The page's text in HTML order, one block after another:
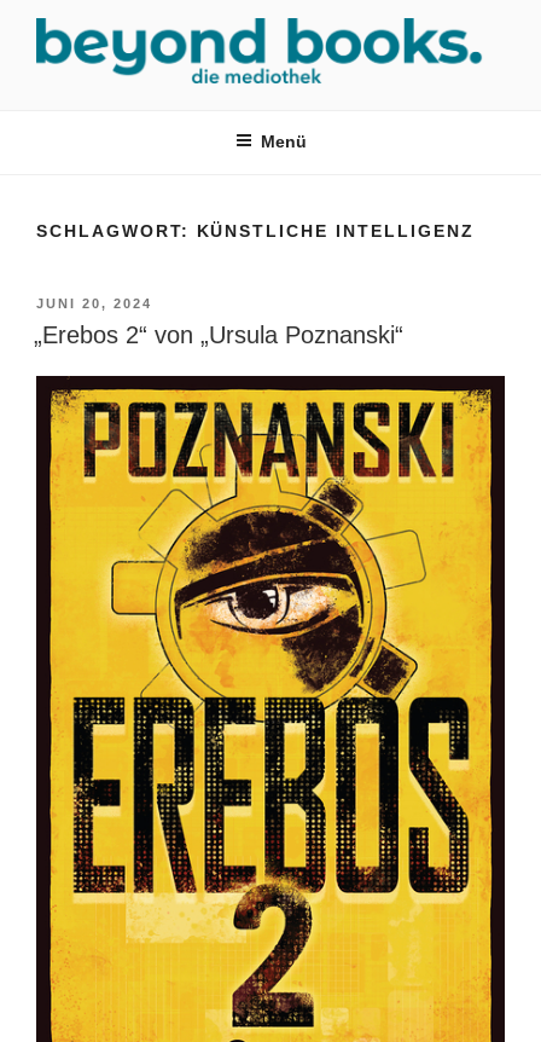
springen
Menü
SCHLAGWORT: KÜNSTLICHE INTELLIGENZ
VERÖFFENTLICHT
AM
JUNI 20, 2024
„Erebos 2“ von „Ursula Poznanski“